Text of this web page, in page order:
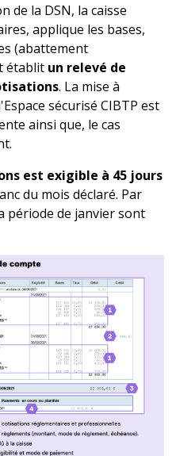
de la DSN, la caisse
applique les bases,
(abattement
établit un relevé de
. La mise à
sécurisé CIBTP est
ainsi que, le cas
est exigible à 45 jours
du mois déclaré. Par
période de janvier sont